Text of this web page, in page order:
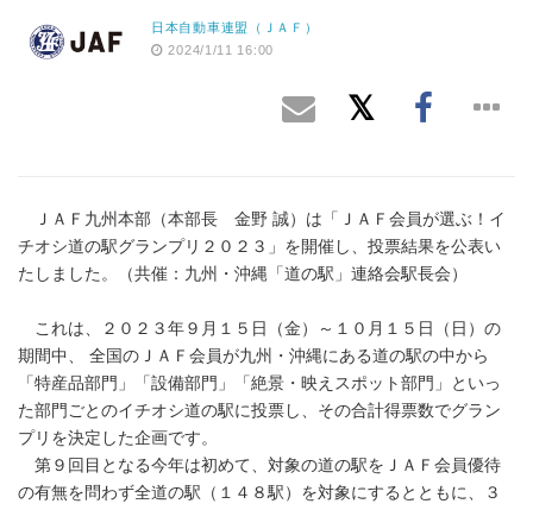
日本自動車連盟（ＪＡＦ）
2024/1/11 16:00
ＪＡＦ九州本部（本部長 金野 誠）は「ＪＡＦ会員が選ぶ！イ
チオシ道の駅グランプリ２０２３」を開催し、投票結果を公表い
たしました。（共催：九州・沖縄「道の駅」連絡会駅長会）
これは、２０２３年９月１５日（金）～１０月１５日（日）の
期間中、 全国のＪＡＦ会員が九州・沖縄にある道の駅の中から
「特産品部門」「設備部門」「絶景・映えスポット部門」といっ
た部門ごとのイチオシ道の駅に投票し、その合計得票数でグラン
プリを決定した企画です。
第９回目となる今年は初めて、対象の道の駅をＪＡＦ会員優待
の有無を問わず全道の駅（１４８駅）を対象にするとともに、３